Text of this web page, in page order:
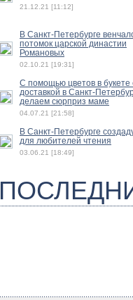
21.12.21 [11:12]
В Санкт-Петербурге
потомок царской династии
Романовых
02.10.21 [19:31]
С помощью цветов в букете
доставкой в Санкт-
делаем сюрприз маме
04.07.21 [21:58]
В Санкт-Петербурге
для любителей чтения
03.06.21 [18:49]